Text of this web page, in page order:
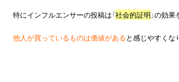
特にインフルエンサーの投稿は「社会的証明 」の効果
他人が買っているものは価値があると感じやすくな